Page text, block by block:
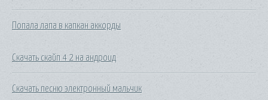
Попала лапа в капкан аккорды
Скачать скайп 4 2 на андроид
Скачать песню электронный мальчик